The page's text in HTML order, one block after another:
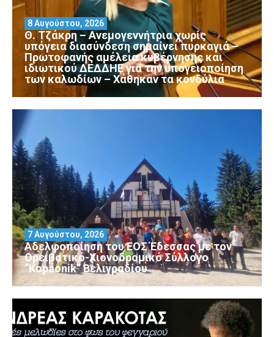
Θ. Τζάκρη – Ανεμογεννήτρια χωρίς
υπόγεια διασύνδεση σημαίνει πυρκαγιά –
Πρωτοφανής αμέλεια κυβέρνησης και
ιδιωτικού ΔΕΔΔΗΕ για την υπογειοποίηση
των καλωδίων – Χάθηκαν τα κονδύλια
8 Αυγούστου, 2026
Αδελφοποίηση του ΕΟΣ Έδεσσας με τον
Ορειβατικό-Χιονοδρομικό Σύλλογο
“Kopaonik” Βελιγραδίου
7 Αυγούστου, 2026